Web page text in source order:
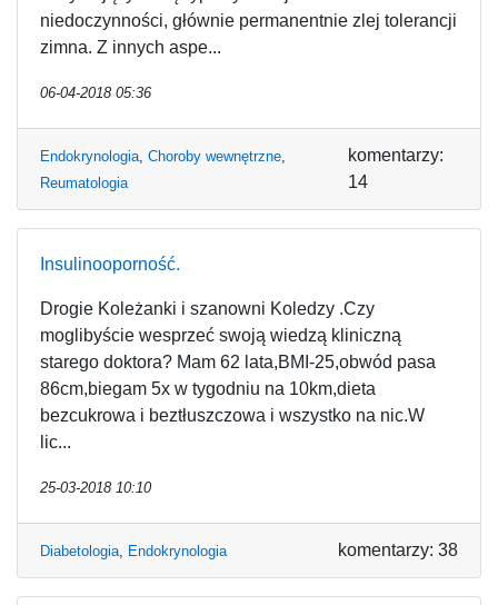
niedoczynności, głównie permanentnie zlej tolerancji
zimna. Z innych aspe...
06-04-2018 05:36
Endokrynologia, Choroby wewnętrzne,
Reumatologia
komentarzy:
14
Insulinooporność.
Drogie Koleżanki i szanowni Koledzy .Czy
moglibyście wesprzeć swoją wiedzą kliniczną
starego doktora? Mam 62 lata,BMI-25,obwód pasa
86cm,biegam 5x w tygodniu na 10km,dieta
bezcukrowa i beztłuszczowa i wszystko na nic.W
lic...
25-03-2018 10:10
Diabetologia, Endokrynologia komentarzy: 38